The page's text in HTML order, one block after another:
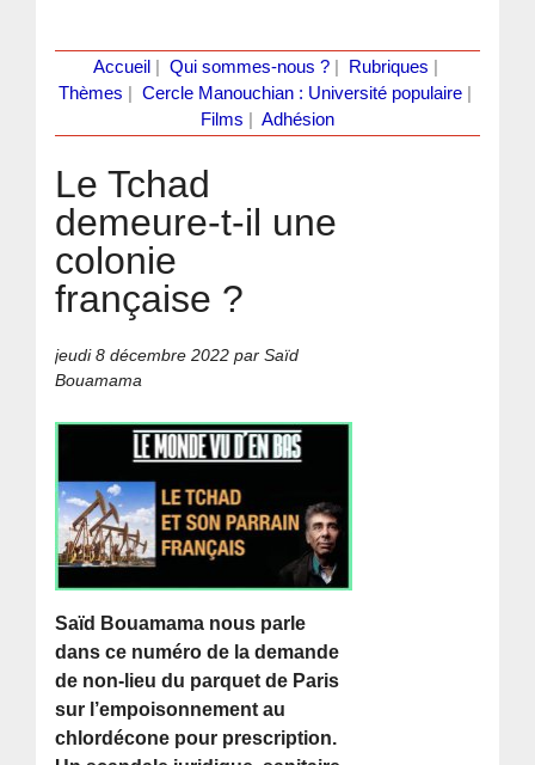
Accueil Qui sommes-nous ?| Rubriques
Thèmes
Cercle Manouchian : Université populaire
Films
Adhésion
Le Tchad
demeure-t-il une
colonie
française ?
jeudi 8 décembre 2022 par Saïd
Bouamama
Saïd Bouamama nous parle
dans ce numéro de la demande
de non-lieu du parquet de Paris
sur l’empoisonnement au
chlordécone pour prescription.